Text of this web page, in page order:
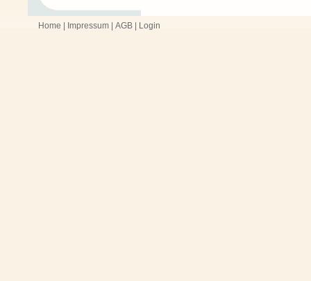
Home Impressum AGB Login